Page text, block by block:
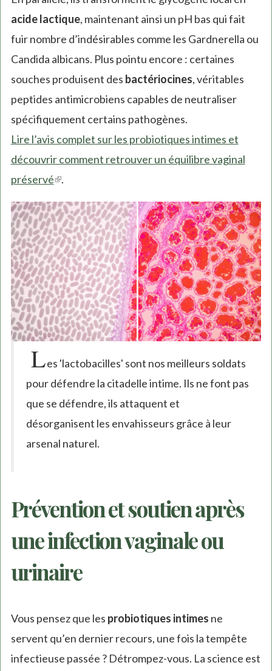
acide lactique, maintenant ainsi un pH bas qui fait
fuir nombre d’indésirables comme les Gardnerella ou
Candida albicans. Plus pointu encore : certaines
souches produisent des bactériocines, véritables
peptides antimicrobiens capables de neutraliser
spécifiquement certains pathogènes.
Lire l’avis complet sur les probiotiques intimes et
découvrir comment retrouver un équilibre vaginal
préservé(link
is
external)
.
Les 'lactobacilles' sont nos meilleurs soldats
pour défendre la citadelle intime. Ils ne font pas
que se défendre, ils attaquent et
désorganisent les envahisseurs grâce à leur
arsenal naturel.
Prévention et soutien après
une infection vaginale ou
urinaire
Vous pensez que les probiotiques intimes ne
servent qu’en dernier recours, une fois la tempête
infectieuse passée ? Détrompez-vous. La science est